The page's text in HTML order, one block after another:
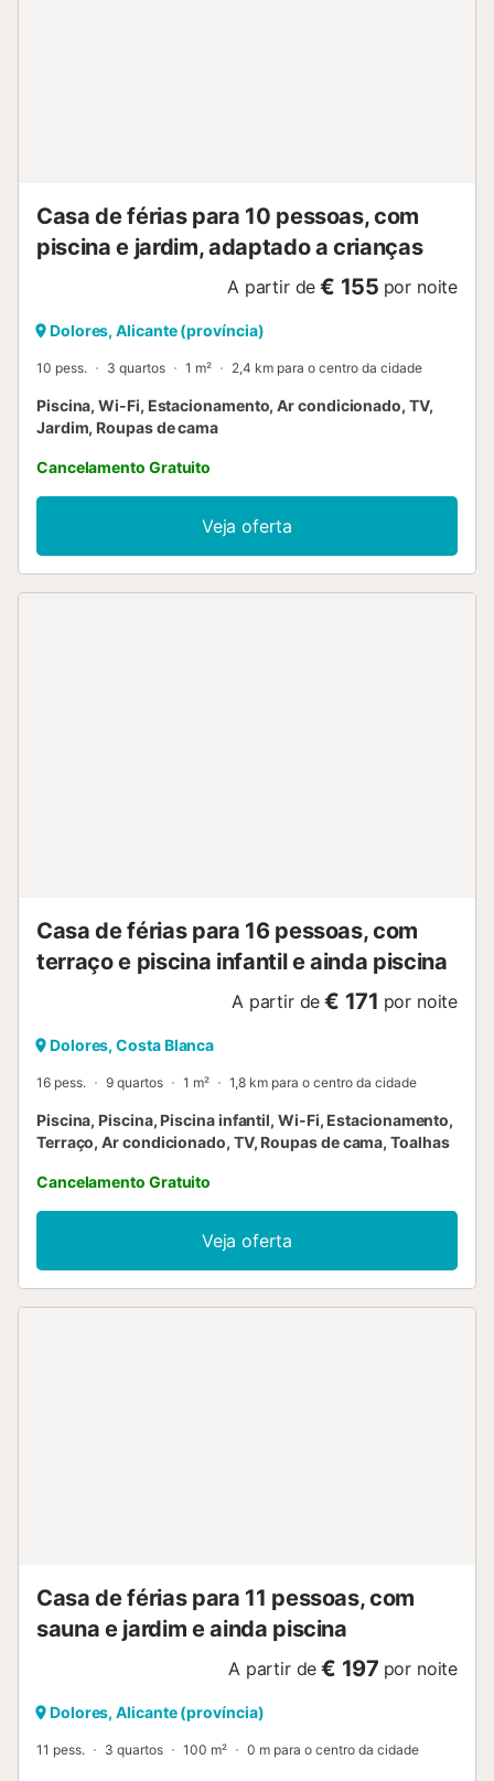
Casa de férias para 10 pessoas, com
piscina e jardim, adaptado a crianças
A partir de € 155 por noite
Dolores, Alicante (província)
10 pess. 3 quartos 1 m² 2,4 km para o centro da cidade
Piscina, Wi-Fi, Estacionamento, Ar condicionado, TV,
Jardim, Roupas de cama
Cancelamento Gratuito
Veja oferta
Casa de férias para 16 pessoas, com
terraço e piscina infantil e ainda piscina
A partir de € 171 por noite
Dolores, Costa Blanca
16 pess. 9 quartos 1 m² 1,8 km para o centro da cidade
Piscina, Piscina, Piscina infantil, Wi-Fi, Estacionamento,
Terraço, Ar condicionado, TV, Roupas de cama, Toalhas
Cancelamento Gratuito
Veja oferta
Casa de férias para 11 pessoas, com
sauna e jardim e ainda piscina
A partir de € 197 por noite
Dolores, Alicante (província)
11 pess. 3 quartos 100 m² 0 m para o centro da cidade